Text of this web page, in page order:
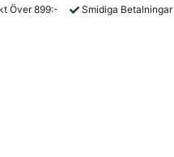
Över 899:- Smidiga Betalningar